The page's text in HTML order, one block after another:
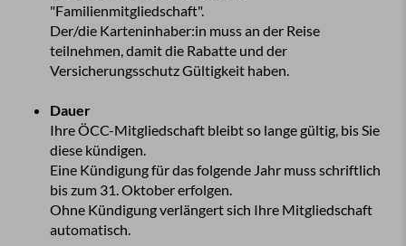
"Familienmitgliedschaft".
Der/die Karteninhaber:in muss an der Reise
teilnehmen, damit die Rabatte und der
Versicherungsschutz Gültigkeit haben.
Dauer
Ihre ÖCC-Mitgliedschaft bleibt so lange gültig, bis Sie
diese kündigen.
Eine Kündigung für das folgende Jahr muss schriftlich
bis zum 31. Oktober erfolgen.
Ohne Kündigung verlängert sich Ihre Mitgliedschaft
automatisch.